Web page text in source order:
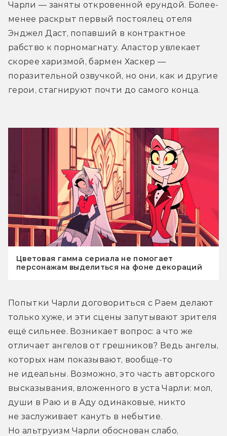
Чарли — заняты откровенной ерундой. Более-
менее раскрыт первый постоялец отеля
Энджел Даст, попавший в контрактное
рабство к порномагнату. Аластор увлекает
скорее харизмой, бармен Хаскер —
поразительной озвучкой, но они, как и другие
герои, стагнируют почти до самого конца.
Цветовая гамма сериала не помогает
персонажам выделиться на фоне декораций
Попытки Чарли договориться с Раем делают
только хуже, и эти сцены запутывают зрителя
ещё сильнее. Возникает вопрос: а что же
отличает ангелов от грешников? Ведь ангелы,
которых нам показывают, вообще-то
не идеальны. Возможно, это часть авторского
высказывания, вложенного в уста Чарли: мол,
души в Раю и в Аду одинаковые, никто
не заслуживает кануть в небытие.
Но альтруизм Чарли обоснован слабо,